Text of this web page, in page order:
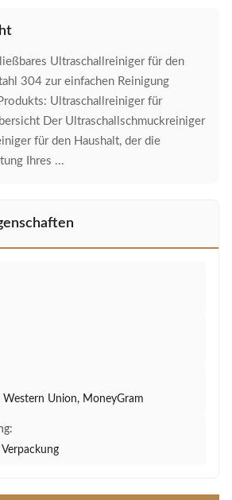
Ultraschallreiniger für den
304 zur einfachen Reinigung
Ultraschallreiniger für
Der Ultraschallschmuckreiniger
für den Haushalt, der die
Ihres ...
Western Union, MoneyGram